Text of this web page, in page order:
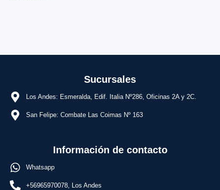
Sucursales
Los Andes: Esmeralda, Edif. Italia Nº286, Oficinas 2A y 2C.
San Felipe: Combate Las Coimas Nº 163
Información de contacto
Whatsapp
+56965970078, Los Andes